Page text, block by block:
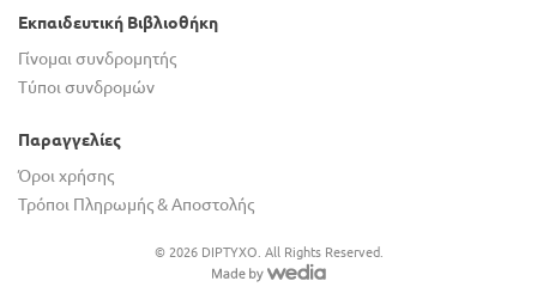
Εκπαιδευτική Βιβλιοθήκη
Γίνομαι συνδρομητής
Τύποι συνδρομών
Παραγγελίες
Όροι χρήσης
Τρόποι Πληρωμής & Αποστολής
© 2026 DIPTYXO. All Rights Reserved.